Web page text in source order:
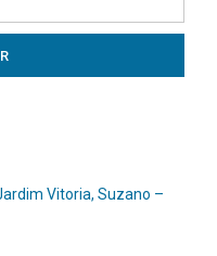
Vitoria, Suzano –